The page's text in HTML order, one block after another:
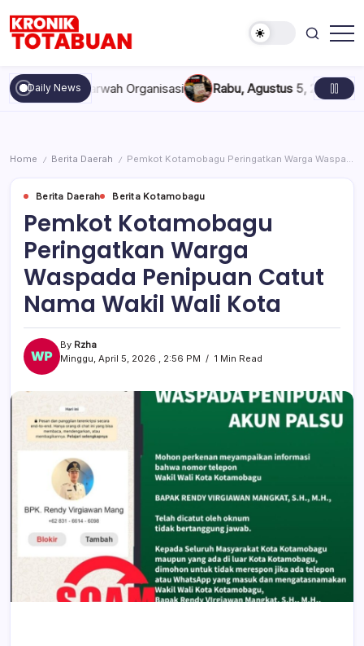
content
Totabuan
hari
ini
Kronik
Daily News
Marwah Organisasi Rabu, Agustus 5, 2026 , 11:44 AM
Home / Berita Daerah / Pemkot Kotamobagu Peringatkan Warga Waspada Penipuan Catut Nama Wakil Wali Kota
Berita Daerah Berita Kotamobagu
Pemkot Kotamobagu
Peringatkan Warga
Waspada Penipuan Catut
Nama Wakil Wali Kota
By Rzha
Minggu, April 5, 2026 , 2:56 PM
1 Min Read